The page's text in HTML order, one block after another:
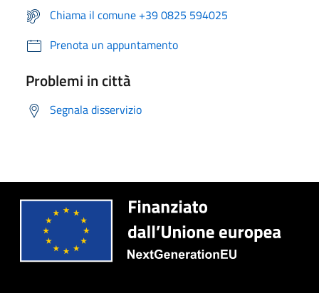
Chiama il comune +39 0825 594025
Prenota un appuntamento
Problemi in città
Segnala disservizio